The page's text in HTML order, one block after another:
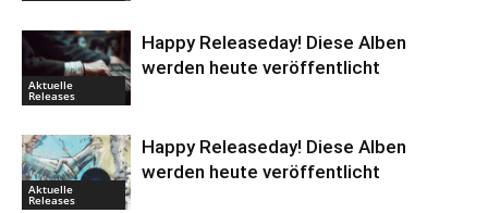
Aktuelle
Releases
Happy Releaseday! Diese Alben
werden heute veröffentlicht
Aktuelle
Releases
Happy Releaseday! Diese Alben
werden heute veröffentlicht